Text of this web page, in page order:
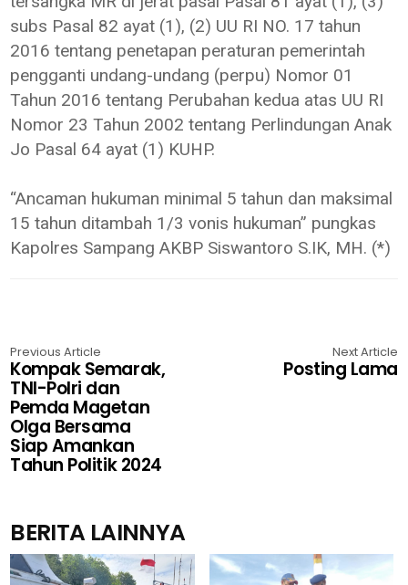
subs Pasal 82 ayat (1), (2) UU RI NO. 17 tahun
2016 tentang penetapan peraturan pemerintah
pengganti undang-undang (perpu) Nomor 01
Tahun 2016 tentang Perubahan kedua atas UU RI
Nomor 23 Tahun 2002 tentang Perlindungan Anak
Jo Pasal 64 ayat (1) KUHP.
“Ancaman hukuman minimal 5 tahun dan maksimal
15 tahun ditambah 1/3 vonis hukuman” pungkas
Kapolres Sampang AKBP Siswantoro S.IK, MH. (*)
Previous Article
Kompak Semarak,
TNI-Polri dan
Pemda Magetan
Olga Bersama
Siap Amankan
Tahun Politik 2024
Next Article
Posting Lama
BERITA LAINNYA